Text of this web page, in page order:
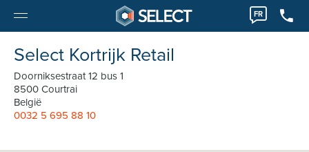
FR
Select Kortrijk Retail
Doorniksestraat 12 bus 1
8500 Courtrai
België
0032 5 695 88 10